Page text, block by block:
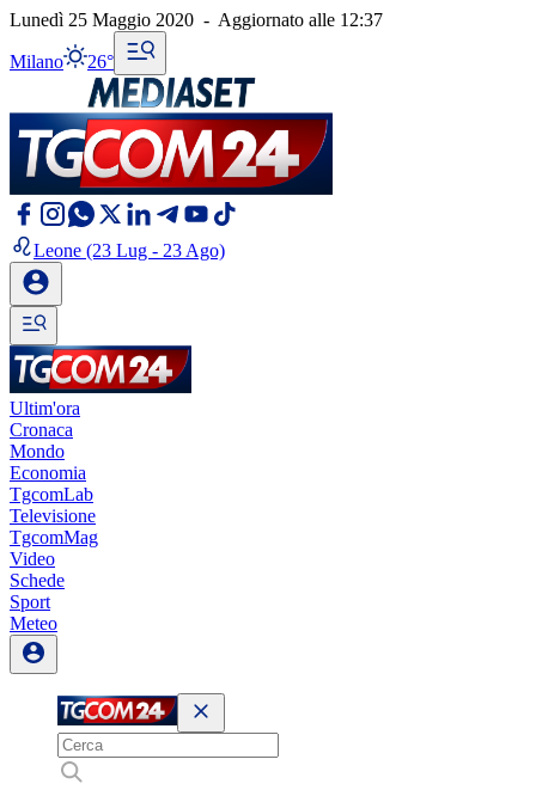
Lunedì 25 Maggio 2020 - Aggiornato alle 12:37
Milano 26°
Leone (23 Lug - 23 Ago)
Ultim'ora
Cronaca
Mondo
Economia
TgcomLab
Televisione
TgcomMag
Video
Schede
Sport
Meteo